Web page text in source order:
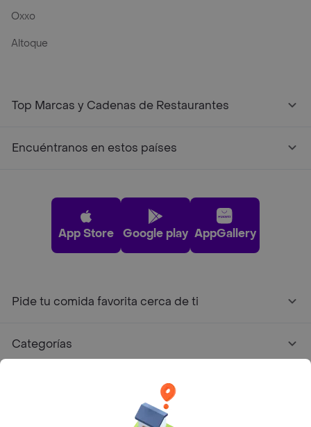
Oxxo
Altoque
Top Marcas y Cadenas de Restaurantes
Encuéntranos en estos países
App Store Google play AppGallery
Pide tu comida favorita cerca de ti
Categorías